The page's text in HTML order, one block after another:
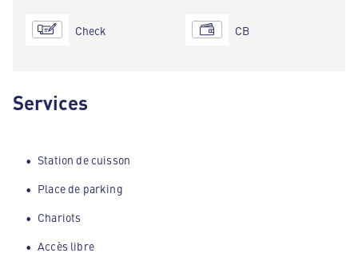
Check CB
Services
Station de cuisson
Place de parking
Chariots
Accès libre